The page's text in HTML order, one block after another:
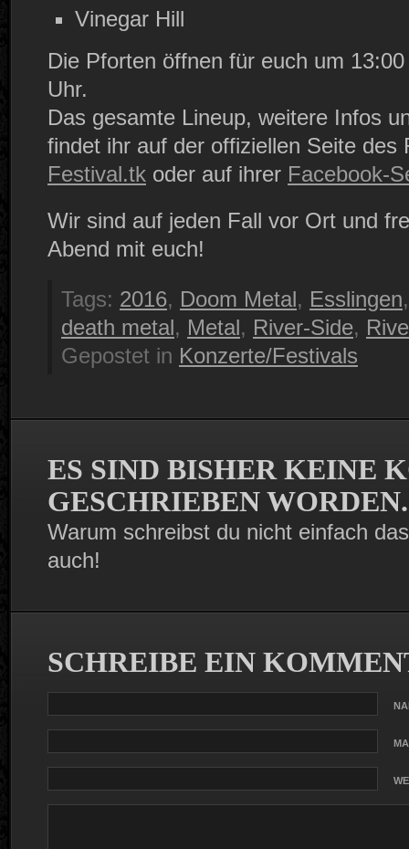
Vinegar Hill
Die Pforten öffnen für euch um
Uhr.
Das gesamte Lineup, weitere Infos
findet ihr auf der offiziellen Seite
Festival.tk oder auf ihrer Facebook-
Wir sind auf jeden Fall vor Ort und
Abend mit euch!
Tags: 2016, Doom Metal, Esslingen
death metal, Metal, River-Side,
Gepostet in Konzerte/Festivals
ES SIND BISHER KEINE
GESCHRIEBEN WORDEN.
Warum schreibst du nicht einfach
auch!
SCHREIBE EIN